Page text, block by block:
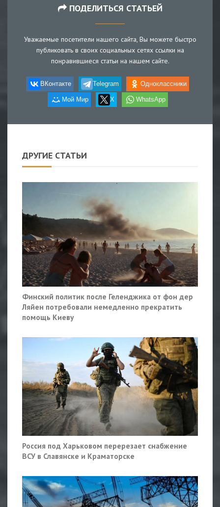
ПОДЕЛИТЬСЯ СТАТЬЕЙ
Уважаемые посетители нашего сайта, Вы можете быстро
публиковать в своих социальных сетях ссылки на
понравившиеся статьи на нашем сайте.
ВКонтакте Telegram Одноклассники
Мой Мир X WhatsApp
ДРУГИЕ СТАТЬИ
Финский политик после Геленджика от фон дер
Ляйен потребовали немедленно прекратить
помощь Киеву
Россия под Харьковом перерезает снабжение
ВСУ в Славянске и Краматорске